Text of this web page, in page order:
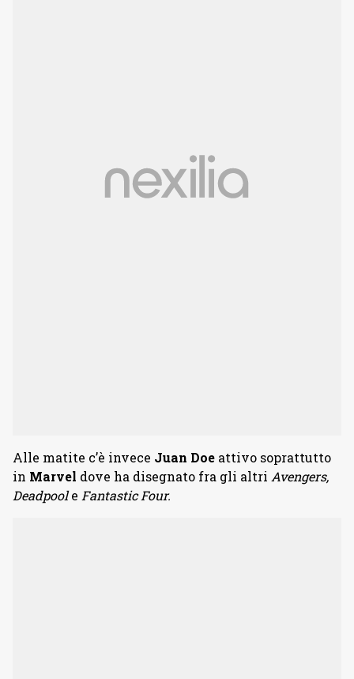
Alle matite c’è invece Juan Doe attivo soprattutto
in Marvel dove ha disegnato fra gli altri Avengers,
Deadpoole Fantastic Four.